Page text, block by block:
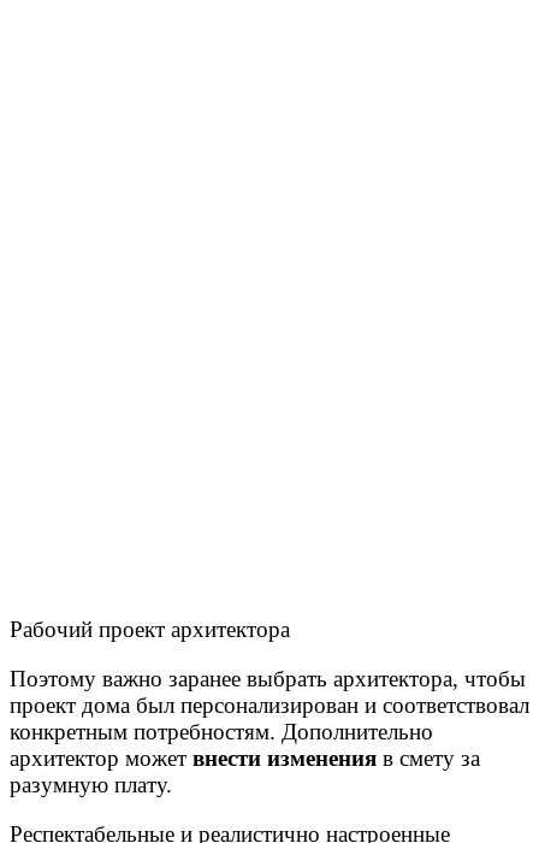
Рабочий проект архитектора
Поэтому важно заранее выбрать архитектора, чтобы
проект дома был персонализирован и соответствовал
конкретным потребностям. Дополнительно
архитектор может внести изменения в смету за
разумную плату.
Респектабельные и реалистично настроенные